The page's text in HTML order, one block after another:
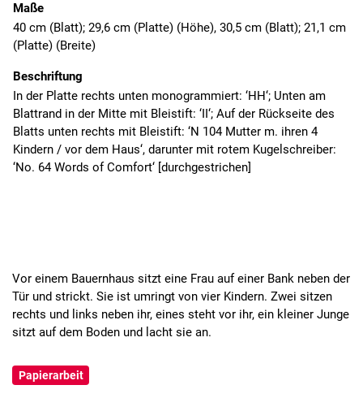
Maße
40 cm (Blatt); 29,6 cm (Platte) (Höhe), 30,5 cm (Blatt); 21,1 cm
(Platte) (Breite)
Beschriftung
In der Platte rechts unten monogrammiert: ‘HH‘; Unten am
Blattrand in der Mitte mit Bleistift: ‘II‘; Auf der Rückseite des
Blatts unten rechts mit Bleistift: ‘N 104 Mutter m. ihren 4
Kindern / vor dem Haus‘, darunter mit rotem Kugelschreiber:
‘No. 64 Words of Comfort‘ [durchgestrichen]
Vor einem Bauernhaus sitzt eine Frau auf einer Bank neben der
Tür und strickt. Sie ist umringt von vier Kindern. Zwei sitzen
rechts und links neben ihr, eines steht vor ihr, ein kleiner Junge
sitzt auf dem Boden und lacht sie an.
Papierarbeit